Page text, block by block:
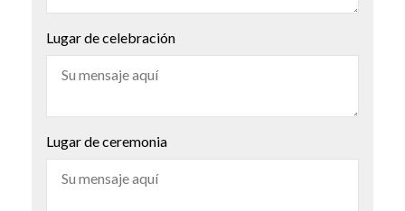
Lugar de celebración
Lugar de ceremonia